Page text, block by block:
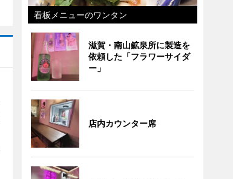
看板メニューのワンタン
滋賀・南山鉱泉所に製造を
依頼した「フラワーサイダ
ー」
店内カウンター席